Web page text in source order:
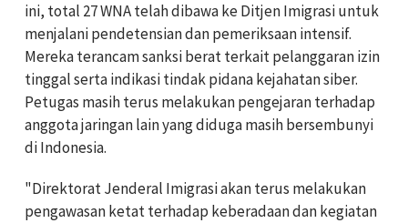
ini, total 27 WNA telah dibawa ke Ditjen Imigrasi untuk
menjalani pendetensian dan pemeriksaan intensif.
Mereka terancam sanksi berat terkait pelanggaran izin
tinggal serta indikasi tindak pidana kejahatan siber.
Petugas masih terus melakukan pengejaran terhadap
anggota jaringan lain yang diduga masih bersembunyi
di Indonesia.
"Direktorat Jenderal Imigrasi akan terus melakukan
pengawasan ketat terhadap keberadaan dan kegiatan